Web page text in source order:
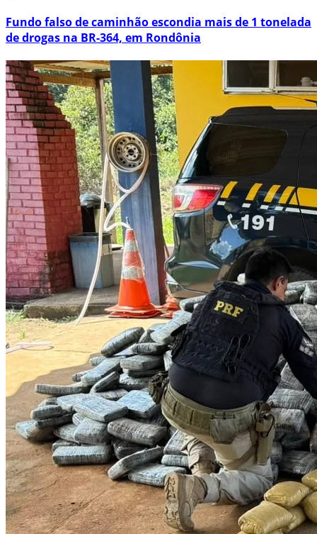
Fundo falso de caminhão escondia mais de 1 tonelada
de drogas na BR-364, em Rondônia